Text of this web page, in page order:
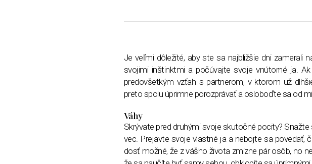
Je veľmi dôležité, aby ste sa najbližšie dni zamerali
svojimi inštinktmi a počúvajte svoje vnútorné ja.
predovšetkým vzťah s partnerom, v ktorom už
preto spolu úprimne porozprávať a osloboďte sa od
Váhy
Skrývate pred druhými svoje skutočné pocity?
vec. Prejavte svoje vlastné ja a nebojte sa povedať,
dosť možné, že z vášho života zmizne pár osôb, no